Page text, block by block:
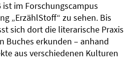
ist im Forschungscampus
„ErzählStoff“ zu sehen. Bis
sich dort die literarische Praxis
Buches erkunden – anhand
aus verschiedenen Kulturen